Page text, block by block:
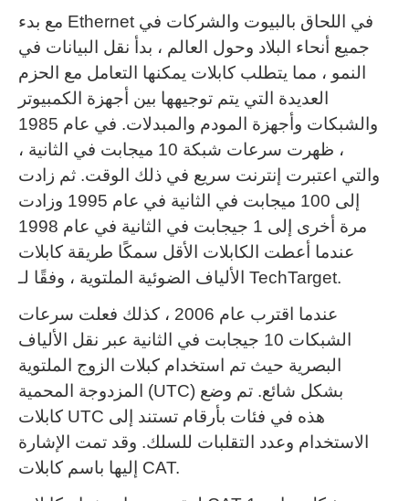
مع بدء Ethernet في اللحاق بالبيوت والشركات في
جميع أنحاء البلاد وحول العالم ، بدأ نقل البيانات في
النمو ، مما يتطلب كابلات يمكنها التعامل مع الحزم
العديدة التي يتم توجيهها بين أجهزة الكمبيوتر
والشبكات وأجهزة المودم والمبدلات.
في عام 1985
، ظهرت سرعات شبكة 10 ميجابت في الثانية ،
والتي اعتبرت إنترنت سريع في ذلك الوقت. ثم زادت
إلى 100 ميجابت في الثانية في عام 1995 وزادت
مرة أخرى إلى 1 جيجابت في الثانية في عام 1998
عندما أعطت الكابلات الأقل سمكًا طريقة كابلات
الألياف الضوئية الملتوية ، وفقًا لـ TechTarget.
عندما اقترب عام 2006 ، كذلك فعلت سرعات
الشبكات 10 جيجابت في الثانية عبر نقل الألياف
البصرية حيث تم استخدام كبلات الزوج الملتوية
المزدوجة المحمية (UTC) بشكل شائع. تم وضع
كابلات UTC هذه في فئات بأرقام تستند إلى
الاستخدام وعدد التقلبات للسلك. وقد تمت الإشارة
إليها باسم كابلات CAT.